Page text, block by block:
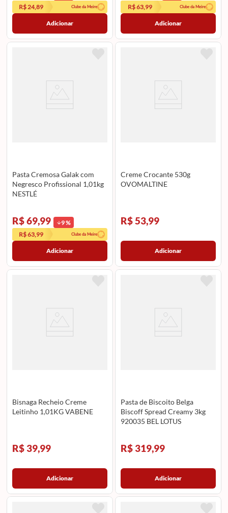
R$ 24,89
Clube da Meire
Adicionar
R$ 63,99
Clube da Meire
Adicionar
Pasta Cremosa Galak com
Negresco Profissional 1,01kg
NESTLÉ
R$ 69,99 9%
R$ 63,99
Clube da Meire
Adicionar
Creme Crocante 530g
OVOMALTINE
R$ 53,99
Adicionar
Bisnaga Recheio Creme
Leitinho 1,01KG VABENE
R$ 39,99
Adicionar
Pasta de Biscoito Belga
Biscoff Spread Creamy 3kg
920035 BEL LOTUS
R$ 319,99
Adicionar